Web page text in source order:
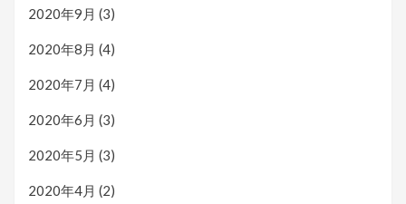
2020年9月 (3)
2020年8月 (4)
2020年7月 (4)
2020年6月 (3)
2020年5月 (3)
2020年4月 (2)